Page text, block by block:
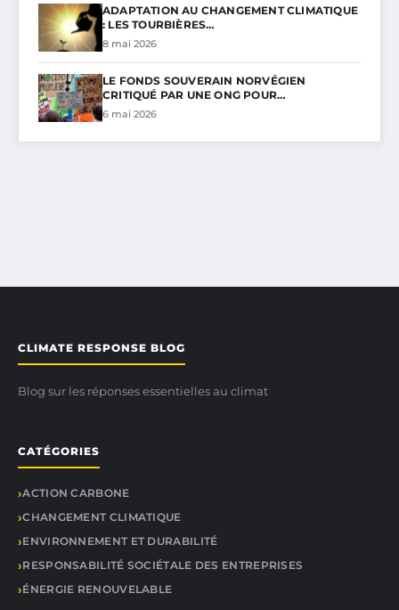
ADAPTATION AU CHANGEMENT CLIMATIQUE
: LES TOURBIÈRES…
8 mai 2026
LE FONDS SOUVERAIN NORVÉGIEN
CRITIQUÉ PAR UNE ONG POUR…
6 mai 2026
CLIMATE RESPONSE BLOG
Blog sur les réponses essentielles au climat
CATÉGORIES
ACTION CARBONE
CHANGEMENT CLIMATIQUE
ENVIRONNEMENT ET DURABILITÉ
RESPONSABILITÉ SOCIÉTALE DES ENTREPRISES
ÉNERGIE RENOUVELABLE